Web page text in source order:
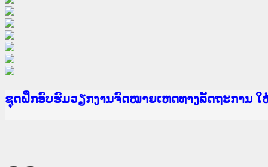
Ministry of Justice Lao PDR
ເຜີຍແຜ່ວັບໄຊຈົດໝາຍເຫດທາງລັດຖະການ ແລະ ແອັ
ກະຊວງຍຸຕິທຳ
ຊຸດຝຶກອົບຮົມວຽກງານຈົດໝາຍເຫດທາງລັດຖະການ
ກອງປະຊຸມທົບທວນຄືນການຈັດຕັ້ງປະຕິບັດວຽກງານຈົ
ຝຶກອົບຮົມ ຜູ່ປະສານງານວຽກງານຈົດໝາຍເຫດທາງລັ
ຝຶກອົບຮົມ ຜູ່ປະສານງານວຽກງານຈົດໝາຍເຫດທາງລັ
ເຜີຍແຜ່ແອັບກົດໝາຍລາວ ແລະ ເວັບໄຊຈົດໝາຍເຫດ
ເຜີຍແຜ່ແອັບກົດໝາຍລາວ ແລະ ເວັບໄຊຈົດໝາຍເຫດ
ຍົກລະດັບວຽກງານຈົດໝາຍເຫດທາງລັດຖະການໃຫ້ຜູ້
ຊຸດຝຶກອົບຮົມວຽກງານຈົດໝາຍເຫດທາງລັດຖະການ ໃ